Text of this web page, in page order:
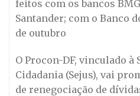
feitos com os bancos
Santander; com o Banco
de outubro
O Procon-DF, vinculado à
Cidadania (Sejus), vai
de renegociação de